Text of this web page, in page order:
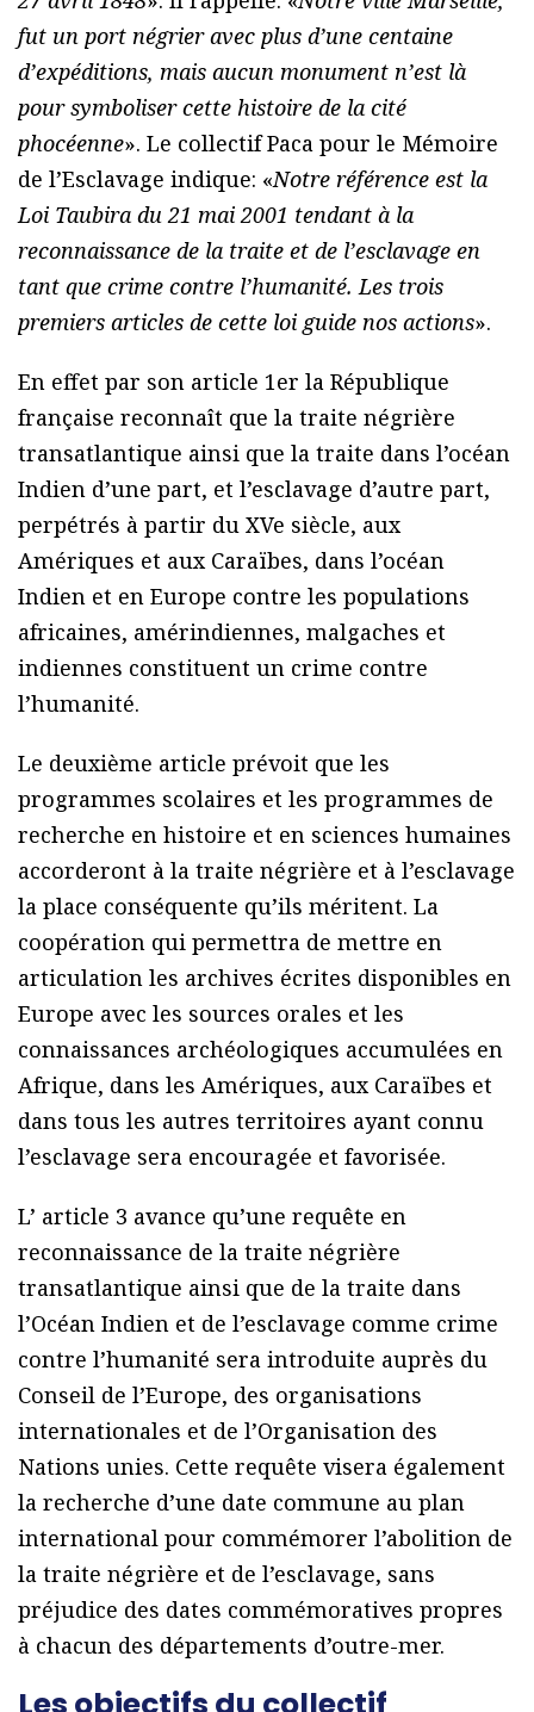
fut un port négrier avec plus d’une centaine
d’expéditions, mais aucun monument n’est là
pour symboliser cette histoire de la cité
phocéenne». Le collectif Paca pour le Mémoire
de l’Esclavage indique: «Notre référence est la
Loi Taubira du 21 mai 2001 tendant à la
reconnaissance de la traite et de l’esclavage en
tant que crime contre l’humanité. Les trois
premiers articles de cette loi guide nos actions».
En effet par son article 1er la République
française reconnaît que la traite négrière
transatlantique ainsi que la traite dans l’océan
Indien d’une part, et l’esclavage d’autre part,
perpétrés à partir du XVe siècle, aux
Amériques et aux Caraïbes, dans l’océan
Indien et en Europe contre les populations
africaines, amérindiennes, malgaches et
indiennes constituent un crime contre
l’humanité.
Le deuxième article prévoit que les
programmes scolaires et les programmes de
recherche en histoire et en sciences humaines
accorderont à la traite négrière et à l’esclavage
la place conséquente qu’ils méritent. La
coopération qui permettra de mettre en
articulation les archives écrites disponibles en
Europe avec les sources orales et les
connaissances archéologiques accumulées en
Afrique, dans les Amériques, aux Caraïbes et
dans tous les autres territoires ayant connu
l’esclavage sera encouragée et favorisée.
L’ article 3 avance qu’une requête en
reconnaissance de la traite négrière
transatlantique ainsi que de la traite dans
l’Océan Indien et de l’esclavage comme crime
contre l’humanité sera introduite auprès du
Conseil de l’Europe, des organisations
internationales et de l’Organisation des
Nations unies. Cette requête visera également
la recherche d’une date commune au plan
international pour commémorer l’abolition de
la traite négrière et de l’esclavage, sans
préjudice des dates commémoratives propres
à chacun des départements d’outre-mer.